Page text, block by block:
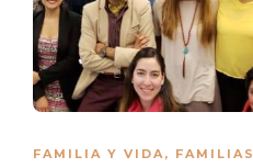
FAMILIA Y VIDA, FAMILIAS